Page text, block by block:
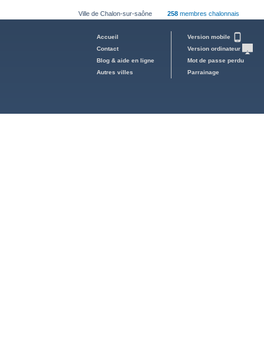
Ville de Chalon-sur-saône 258 membres chalonnais
Accueil
Contact
Blog & aide en ligne
Autres villes
Version mobile
Version ordinateur
Mot de passe perdu
Parrainage